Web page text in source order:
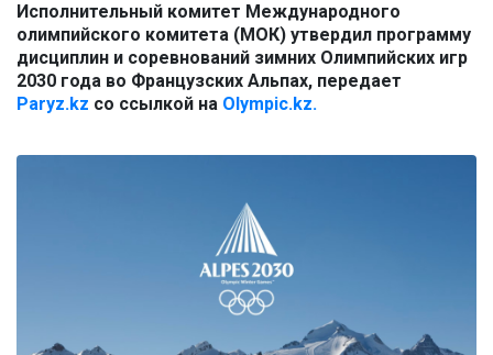
Исполнительный комитет Международного
олимпийского комитета (МОК) утвердил программу
дисциплин и соревнований зимних Олимпийских игр
2030 года во Французских Альпах, передает
Paryz.kz со ссылкой на Olympic.kz.